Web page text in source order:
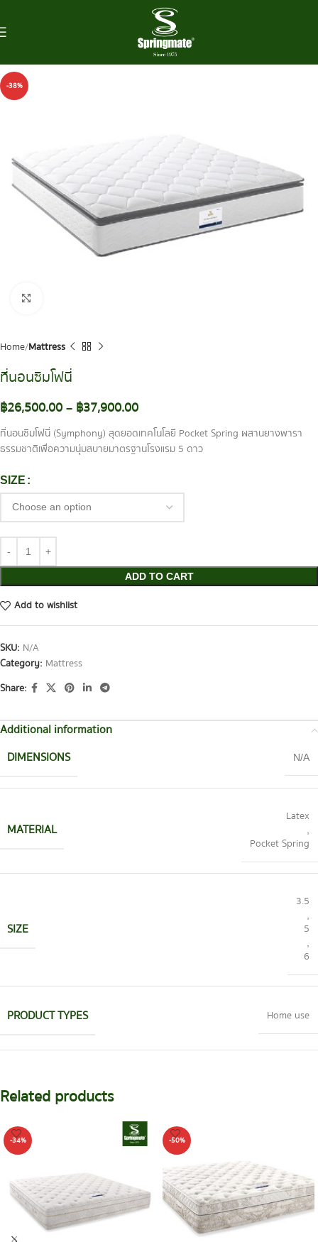
-38%
Home Mattress
ที่นอนซิมโฟนี่
฿26,500.00– ฿37,900.00
ที่นอนซิมโฟนี่ (Symphony) สุดยอดเทคโนโลยี Pocket Spring ผสานยางพารา
ธรรมชาติเพื่อความนุ่มสบายมาตรฐานโรงแรม 5 ดาว
SIZE
ADD TO CART
Add to wishlist
SKU: N/A
Category: Mattress
Share:
Additional information
DIMENSIONS
N/A
MATERIAL
Latex
Pocket Spring
SIZE
3.5
5
6
PRODUCT TYPES Home use
Related products
-34% -50%